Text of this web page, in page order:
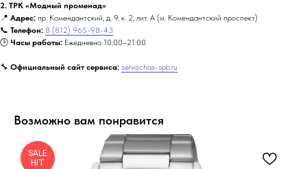
2. ТРК «Модный променад»
📍 Адрес: пр. Комендантский, д. 9, к. 2, лит. А (м. Комендантский проспект)
📞 Телефон: 8 (812) 965-98-43
🕒 Часы работы: Ежедневно 10:00–21:00
🔧 Официальный сайт сервиса: servischas-spb.ru
Возможно вам понравится
SALE
HIT